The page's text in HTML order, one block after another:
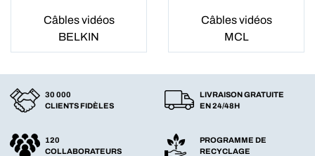
Câbles vidéos
BELKIN
Câbles vidéos
MCL
30 000
CLIENTS FIDÈLES
LIVRAISON GRATUITE
EN 24/48H
120
COLLABORATEURS
PROGRAMME DE
RECYCLAGE